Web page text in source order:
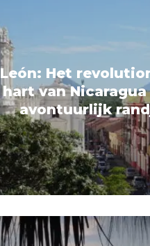
León: Het
hart van
avontuurlijk